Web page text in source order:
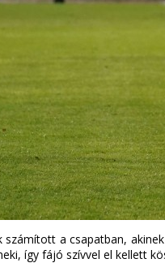
számított a csapatban,
így fájó szívvel el kellett